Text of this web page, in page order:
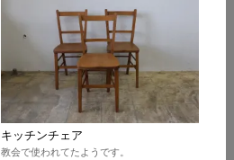
キッチンチェア
教会で使われてたようです。